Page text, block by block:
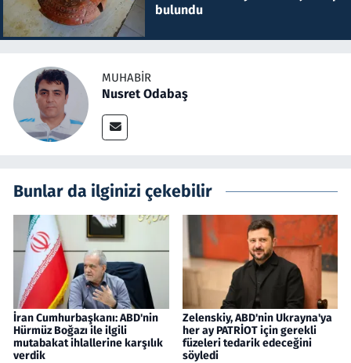
bulundu
MUHABIR
Nusret Odabaş
Bunlar da ilginizi çekebilir
İran Cumhurbaşkanı: ABD'nin
Hürmüz Boğazı ile ilgili
mutabakat ihlallerine karşılık
verdik
Zelenskiy, ABD'nin Ukrayna'ya
her ay PATRİOT için gerekli
füzeleri tedarik edeceğini
söyledi